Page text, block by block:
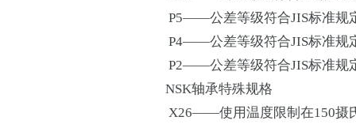
P5——公差等级符合JIS标准规
P4——公差等级符合JIS标准规
P2——公差等级符合JIS标准规
NSK轴承特殊规格
X26——使用温度限制在150摄